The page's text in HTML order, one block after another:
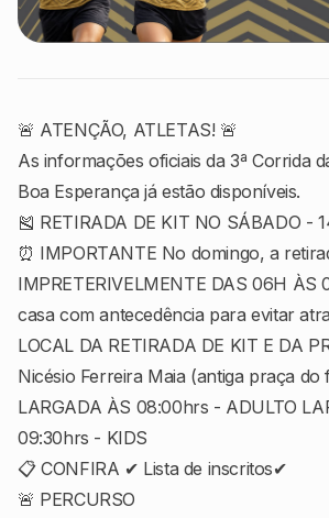
🚨 ATENÇÃO, ATLETAS! 🚨
As informações oficiais da 3ª Corrida
Boa Esperança já estão disponíveis.
🎽 RETIRADA DE KIT NO SÁBADO -
⏰ IMPORTANTE No domingo, a
IMPRETERIVELMENTE DAS 06H ÀS
casa com antecedência para evitar
LOCAL DA RETIRADA DE KIT E DA
Nicésio Ferreira Maia (antiga praça do
LARGADA ÀS 08:00hrs - ADULTO
09:30hrs - KIDS
📋 CONFIRA ✔ Lista de inscritos✔
🚨 PERCURSO